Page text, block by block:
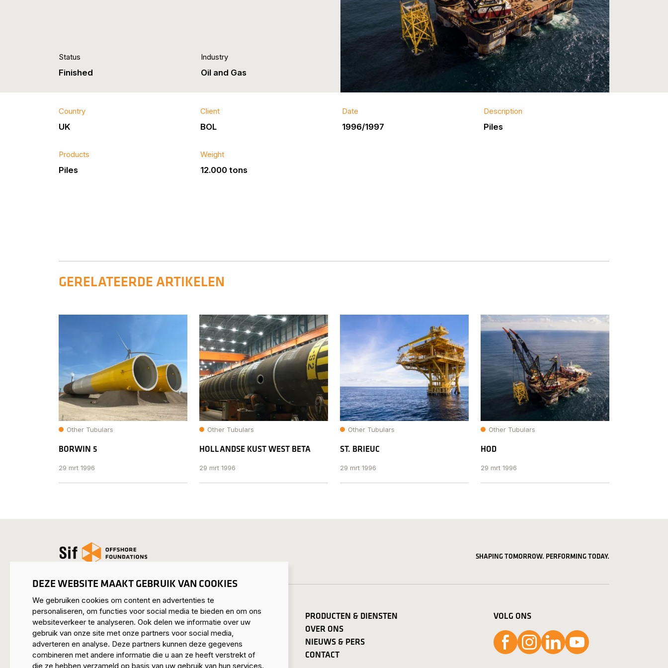
DEZE WEBSITE MAAKT GEBRUIK VAN COOKIES
We gebruiken cookies om content en advertenties te
personaliseren, om functies voor social media te bieden en om ons
websiteverkeer te analyseren. Ook delen we informatie over uw
gebruik van onze site met onze partners voor social media,
adverteren en analyse. Deze partners kunnen deze gegevens
combineren met andere informatie die u aan ze heeft verstrekt of
die ze hebben verzameld op basis van uw gebruik van hun services.
Status
Finished
Industry
Oil and Gas
Country
UK
Client
BOL
Date
1996/1997
Description
Piles
Products
Piles
Weight
12.000 tons
GERELATEERDE ARTIKELEN
Other Tubulars
BORWIN 5
29 mrt 1996
Other Tubulars
HOLLANDSE KUST WEST BETA
29 mrt 1996
Other Tubulars
ST. BRIEUC
29 mrt 1996
Other Tubulars
HOD
29 mrt 1996
open_homepage
SHAPING TOMORROW. PERFORMING TODAY.
SIF HEADQUARTERS ROERMOND
Mijnheerkensweg 33
6041 TA Roermond • Nederland
SIF MAASVLAKTE
PRODUCTEN & DIENSTEN
OVER ONS
NIEUWS & PERS
CONTACT
VOLG ONS
Volg ons op Facebook
Volg ons op Instagram
Volg ons op LinkedIn
Volg ons op YouTube